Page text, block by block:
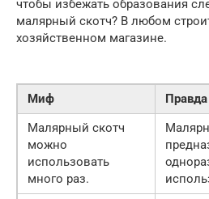
чтобы избежать образования
малярный скотч? В любом
хозяйственном магазине.
Миф
Правда
Малярный скотч
можно
использовать
много раз.